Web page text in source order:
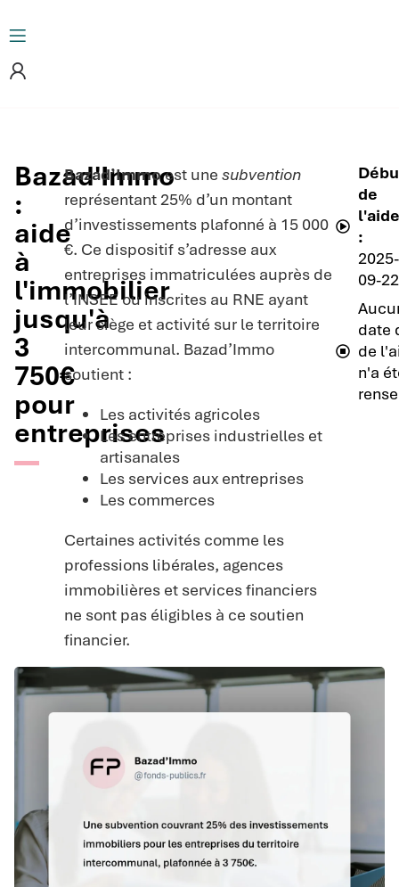
Bazad'Immo
:
aide
à
l'immobilier
jusqu'à
3
750€
pour
entreprises
Bazad’Immoest unesubvention
représentant 25% d’un montant
d’investissements plafonné à 15 000
€. Ce dispositif s’adresse aux
entreprises immatriculées auprès de
l’INSEE ou inscrites au RNE ayant
leur siège et activité sur le territoire
intercommunal. Bazad’Immo
soutient :
Les activités agricoles
Les entreprises industrielles et
artisanales
Les services aux entreprises
Les commerces
Certaines activités comme les
professions libérales, agences
immobilières et services financiers
ne sont pas éligibles à ce soutien
financier.
de
:
2025-
09-22
date
de
n'a